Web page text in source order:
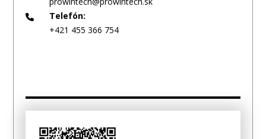
Telefón:
+421 455 366 754